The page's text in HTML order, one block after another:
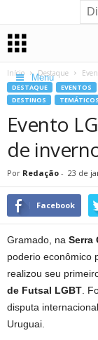
Menu
Início Destaque
DESTAQUE EVENTOS
DESTINOS
TEMÁTICOS
Evento
de
Por Redação - 23 de
Facebook
Gramado, na Serra
poderio econômico
realizou seu
de Futsal LGBT .
disputa
Uruguai.